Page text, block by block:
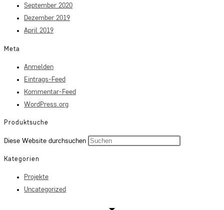
September 2020
Dezember 2019
April 2019
Meta
Anmelden
Eintrags-Feed
Kommentar-Feed
WordPress.org
Produktsuche
Diese Website durchsuchen
Kategorien
Projekte
Uncategorized